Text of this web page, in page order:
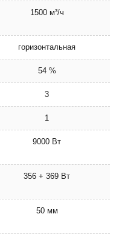
1500 м³/ч
горизонтальная
54 %
3
1
9000 Вт
356 + 369 Вт
50 мм